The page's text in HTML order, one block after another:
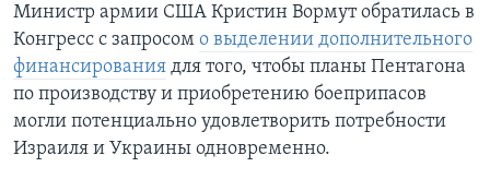
Министр армии США Кристин Вормут обратилась в
Конгресс с запросом о выделении дополнительного
финансирования для того, чтобы планы Пентагона
по производству и приобретению боеприпасов
могли потенциально удовлетворить потребности
Израиля и Украины одновременно.